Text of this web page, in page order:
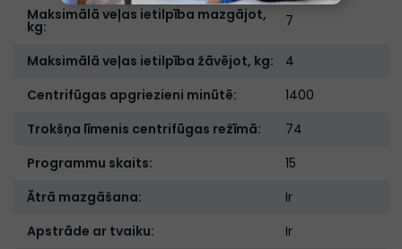
Maksimālā veļas ietilpība mazgājot,
kg: 7
Maksimālā veļas ietilpība žāvējot, kg:
4
Centrifūgas apgriezieni minūtē:
1400
Trokšņa līmenis centrifūgas režīmā:
74
Programmu skaits:
15
Ātrā mazgāšana:
Ir
Apstrāde ar tvaiku:
Ir